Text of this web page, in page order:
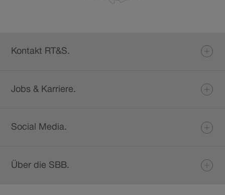
Kontakt RT&S.
Jobs & Karriere.
Social Media.
Über die SBB.